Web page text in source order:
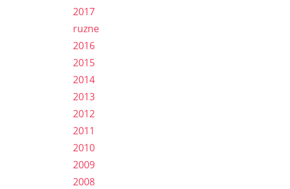
2017
ruzne
2016
2015
2014
2013
2012
2011
2010
2009
2008